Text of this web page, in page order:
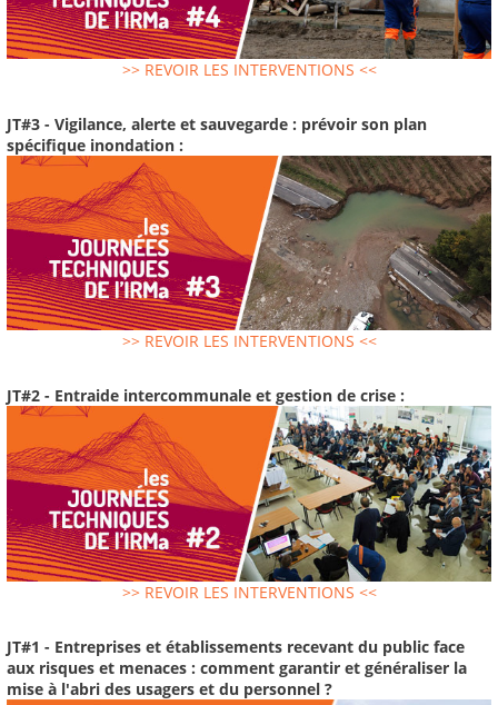
>> REVOIR LES INTERVENTIONS <<
JT#3 - Vigilance, alerte et sauvegarde : prévoir son plan
spécifique inondation :
>> REVOIR LES INTERVENTIONS <<
JT#2 - Entraide intercommunale et gestion de crise :
>> REVOIR LES INTERVENTIONS <<
JT#1 - Entreprises et établissements recevant du public face
aux risques et menaces : comment garantir et généraliser la
mise à l'abri des usagers et du personnel ?